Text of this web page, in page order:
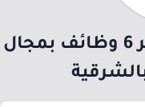
شركة الكفاح القابضة توفر 6 وظائف بمجال